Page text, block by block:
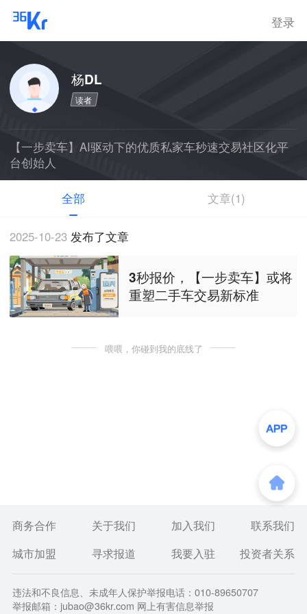
登录
杨DL
读者
【一步卖车】AI驱动下的优质私家车秒速交易社区化平
台创始人
全部 文章(1)
2025-10-23 发布了文章
3秒报价，【一步卖车】或将
重塑二手车交易新标准
喂喂，你碰到我的底线了
商务合作 关于我们 加入我们
联系我们
城市加盟
寻求报道 我要入驻 投资者关系
违法和不良信息、未成年人保护举报电话：010-89650707
举报邮箱：jubao@36kr.com 网上有害信息举报